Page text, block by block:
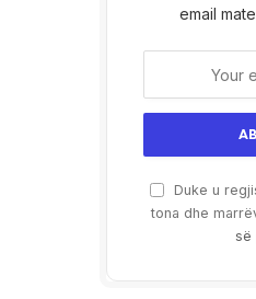
email
Duke u
tona dhe
së